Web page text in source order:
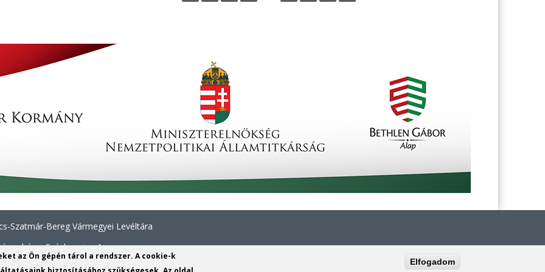
Szatmár-Bereg Vármegyei Levéltára
Széchenyi u. 4.
414 313
az Ön gépén tárol a rendszer. A cookie-k
Elfogadom